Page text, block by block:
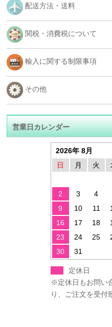
配送方法・送料
関税・消費税について
輸入に関する制限事項
その他
営業日カレンダー
2026年 8月
日
月 火
2
3 4
9
10 11
16
17 18
23
24 25
30
31
定休日
※定休日もお問い
り、ご注文を受付